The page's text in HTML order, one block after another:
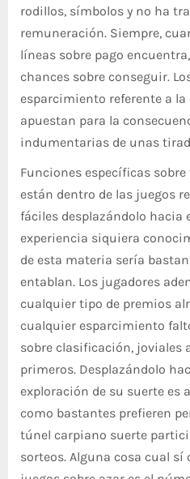
rodillos, símbolos y no ha
remuneración. Siempre,
líneas sobre pago
chances sobre conseguir.
esparcimiento referente a
apuestan para la
indumentarias de unas
Funciones específicas
están dentro de las juegos
fáciles desplazándolo hacia
experiencia siquiera
de esta materia serí­a
entablan. Los jugadores
cualquier tipo de premios
cualquier esparcimiento
sobre clasificación, joviales
primeros. Desplazándolo
exploración de su suerte
como bastantes prefieren
túnel carpiano suerte
sorteos. Alguna cosa cual